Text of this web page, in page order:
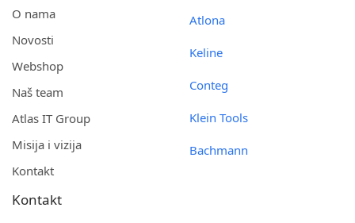
O nama
Novosti
Webshop
Naš team
Atlas IT Group
Misija i vizija
Kontakt
Atlona
Keline
Conteg
Klein Tools
Bachmann
Kontakt